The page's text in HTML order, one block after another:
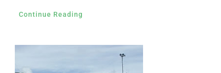
Continue Reading